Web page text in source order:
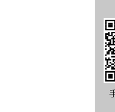
如果你是观
用